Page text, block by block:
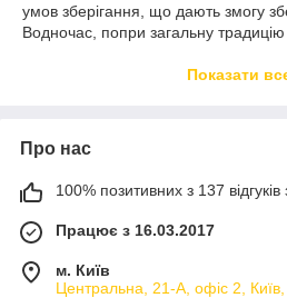
умов зберігання, що дають змогу
Водночас, попри загальну
Навіть просеко на розлив уже не є
в спеціалізованих магазинах, барах
пропонується на розлив вина різних
Необхідне обладнання для
розлив
Техніка, яка використовується для
має багато схожого з обладнанням
напоями, але має свої особливості,
Показати
Про нас
100% позитивних з 137 відгуків
Працює з 16.03.2017
м. Київ
Центральна, 21-А, офіс 2, Київ,